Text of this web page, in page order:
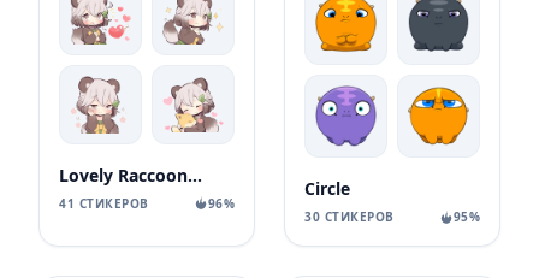
Lovely Raccoon Girl by SR
41 СТИКЕРОВ 96%
Circle
30 СТИКЕРОВ 95%